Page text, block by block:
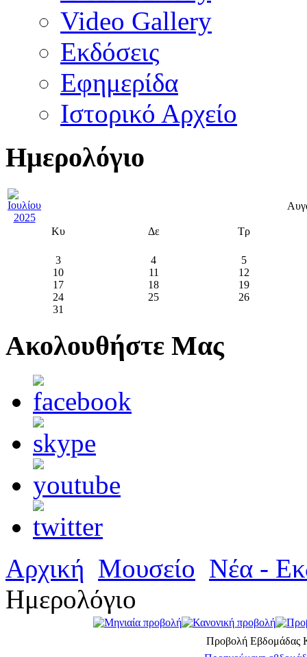
Video Gallery
Εκδόσεις
Εφημερίδα
Ιστορικό Αρχείο
Ημερολόγιο
Κυ Δε Τρ
3 4
5
10
11
12
17
18
19
24
25
26
31
Ακολουθήστε Μας
Αρχική Μουσείο Νέα -
Ημερολόγιο
Προβολή Εβδομάδας